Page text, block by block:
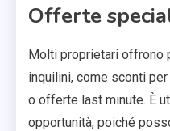
Offerte
Molti proprietari offrono
inquilini, come sconti
o offerte last minute. È
opportunità, poiché